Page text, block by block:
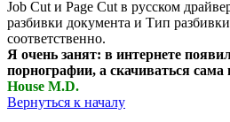
Job Cut и Page Cut в русском
разбивки документа и Тип
соответственно.
Я очень занят: в интернете
порнографии, а скачиваться сама
House M.D.
Вернуться к началу